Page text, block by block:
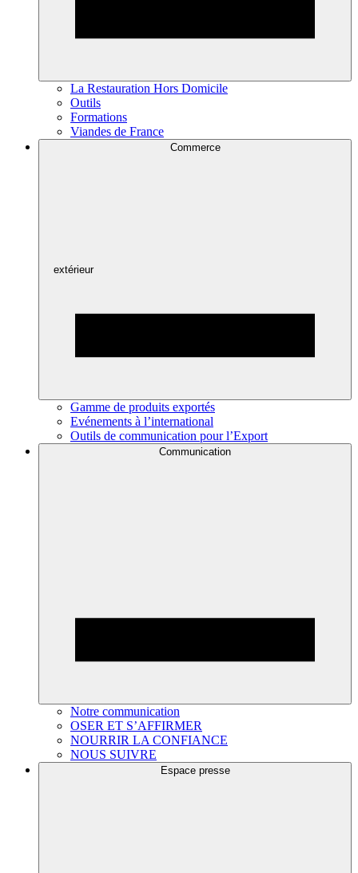
La Restauration Hors Domicile
Outils
Formations
Viandes de France
Commerce
extérieur
Gamme de produits exportés
Evénements à l’international
Outils de communication pour l’Export
Communication
Notre communication
OSER ET S’AFFIRMER
NOURRIR LA CONFIANCE
NOUS SUIVRE
Espace presse